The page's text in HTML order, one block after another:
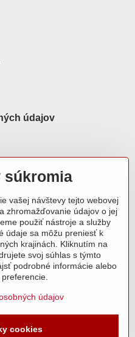
údajov
súkromia
vašej návštevy tejto webovej
zhromažďovanie údajov o jej
použiť nástroje a služby
údaje sa môžu preniesť k
krajinách. Kliknutím na
svoj súhlas s týmto
podrobné informácie alebo
údajov
cookies